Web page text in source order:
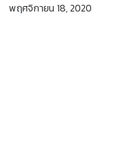
พฤศจิกายน 18, 2020